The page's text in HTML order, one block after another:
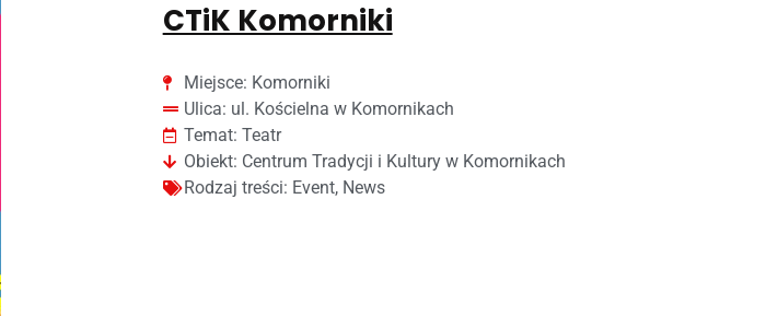
CTiK Komorniki
Miejsce: Komorniki
Ulica: ul. Kościelna w Komornikach
Temat: Teatr
Obiekt: Centrum Tradycji i Kultury w Komornikach
Rodzaj treści: Event, News